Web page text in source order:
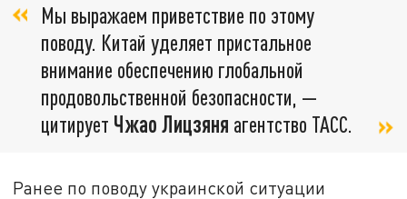
Мы выражаем приветствие по этому
поводу. Китай уделяет пристальное
внимание обеспечению глобальной
продовольственной безопасности, —
цитирует Чжао Лицзяня агентство ТАСС.
Ранее по поводу украинской ситуации